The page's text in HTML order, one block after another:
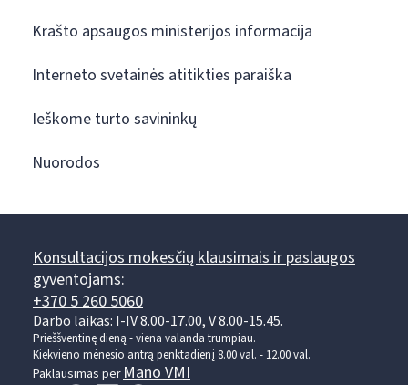
Krašto apsaugos ministerijos informacija
Interneto svetainės atitikties paraiška
Ieškome turto savininkų
Nuorodos
Konsultacijos mokesčių klausimais ir paslaugos
gyventojams:
+370 5 260 5060
Darbo laikas: I-IV 8.00-17.00, V 8.00-15.45.
Prieššventinę dieną - viena valanda trumpiau.
Kiekvieno mėnesio antrą penktadienį 8.00 val. - 12.00 val.
Paklausimas perMano VMI